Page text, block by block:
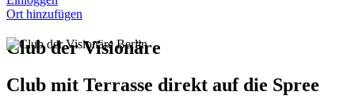
Ort hinzufügen
Club der Visionäre
Club mit Terrasse direkt auf die Spree